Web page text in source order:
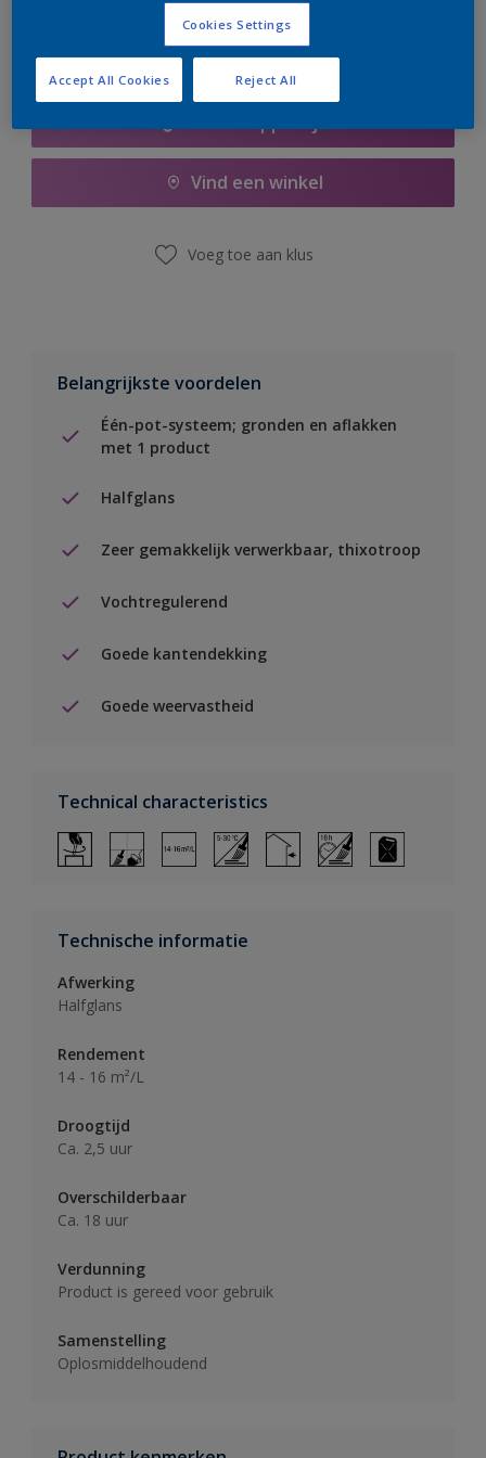
Vind een winkel
Voeg toe aan klus
Belangrijkste voordelen
Één-pot-systeem; gronden en aflakken
met 1 product
Halfglans
Zeer gemakkelijk verwerkbaar, thixotroop
Vochtregulerend
Goede kantendekking
Goede weervastheid
Technical characteristics
Technische informatie
Afwerking
Halfglans
Rendement
14 - 16 m²/L
Droogtijd
Ca. 2,5 uur
Overschilderbaar
Ca. 18 uur
Verdunning
Product is gereed voor gebruik
Samenstelling
Oplosmiddelhoudend
Cookies Settings
Reject All
Accept All Cookies